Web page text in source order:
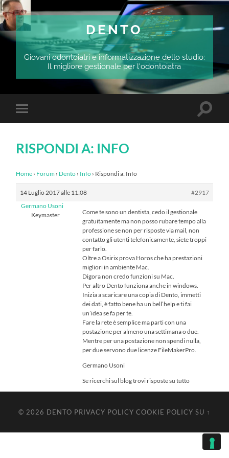
DENTO
Giovani odontoiatri e informatizzazione dello studio:
Il migliore gestionale per l'odontoiatra
Attiva/disattiva
il
dispositivi
RISPONDI A: INFO
Home › Forum › Dento › Info › Rispondi a: Info
14 Luglio 2017 alle 11:08
#2917
Germano Usoni
Keymaster
Come te sono un dentista, cedo il gestionale
gratuitamente ma non posso rubare tempo alla
professione se non per risposte via mail, non
contatto gli utenti telefonicamente, siete troppi
per farlo.
Oltre a Osirix prova Horos che ha prestazioni
migliori in ambiente Mac.
Digora non credo funzioni su Mac.
Per altro Dento funziona anche in windows.
Inizia a scaricare una copia di Dento, immetti
dei dati, è fatto bene ha un bell’help e ti fai
un’idea se fa per te.
Fare la rete è semplice ma parti con una
postazione per almeno una settimana o due.
Mentre per una postazione non spendi nulla,
per due servono due licenze FileMakerPro.
Germano Usoni
Se ricerchi sul blog trovi risposte su tutto
© 2026 DENTO PRIVACY POLICY COOKIE POLICY SU ↑